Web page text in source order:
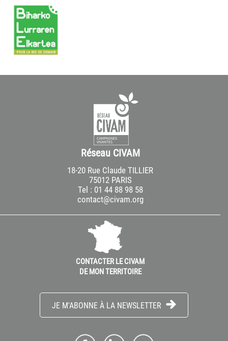
Réseau CIVAM
18-20 Rue Claude TILLIER
75012 PARIS
Tel : 01 44 88 98 58
contact@civam.org
CONTACTER LE CIVAM
DE MON TERRITOIRE
JE M'ABONNE À LA NEWSLETTER